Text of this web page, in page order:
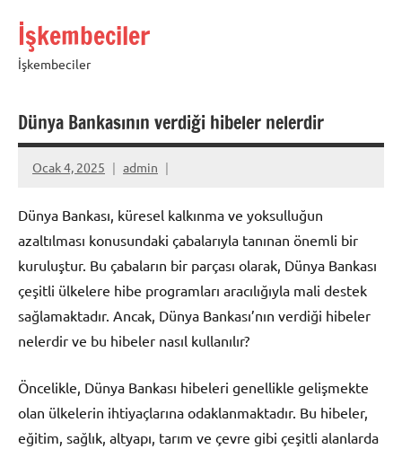
İşkembeciler
İşkembeciler
Dünya Bankasının verdiği hibeler nelerdir
Ocak 4, 2025 admin
Dünya Bankası, küresel kalkınma ve yoksulluğun
azaltılması konusundaki çabalarıyla tanınan önemli bir
kuruluştur. Bu çabaların bir parçası olarak, Dünya Bankası
çeşitli ülkelere hibe programları aracılığıyla mali destek
sağlamaktadır. Ancak, Dünya Bankası’nın verdiği hibeler
nelerdir ve bu hibeler nasıl kullanılır?
Öncelikle, Dünya Bankası hibeleri genellikle gelişmekte
olan ülkelerin ihtiyaçlarına odaklanmaktadır. Bu hibeler,
eğitim, sağlık, altyapı, tarım ve çevre gibi çeşitli alanlarda